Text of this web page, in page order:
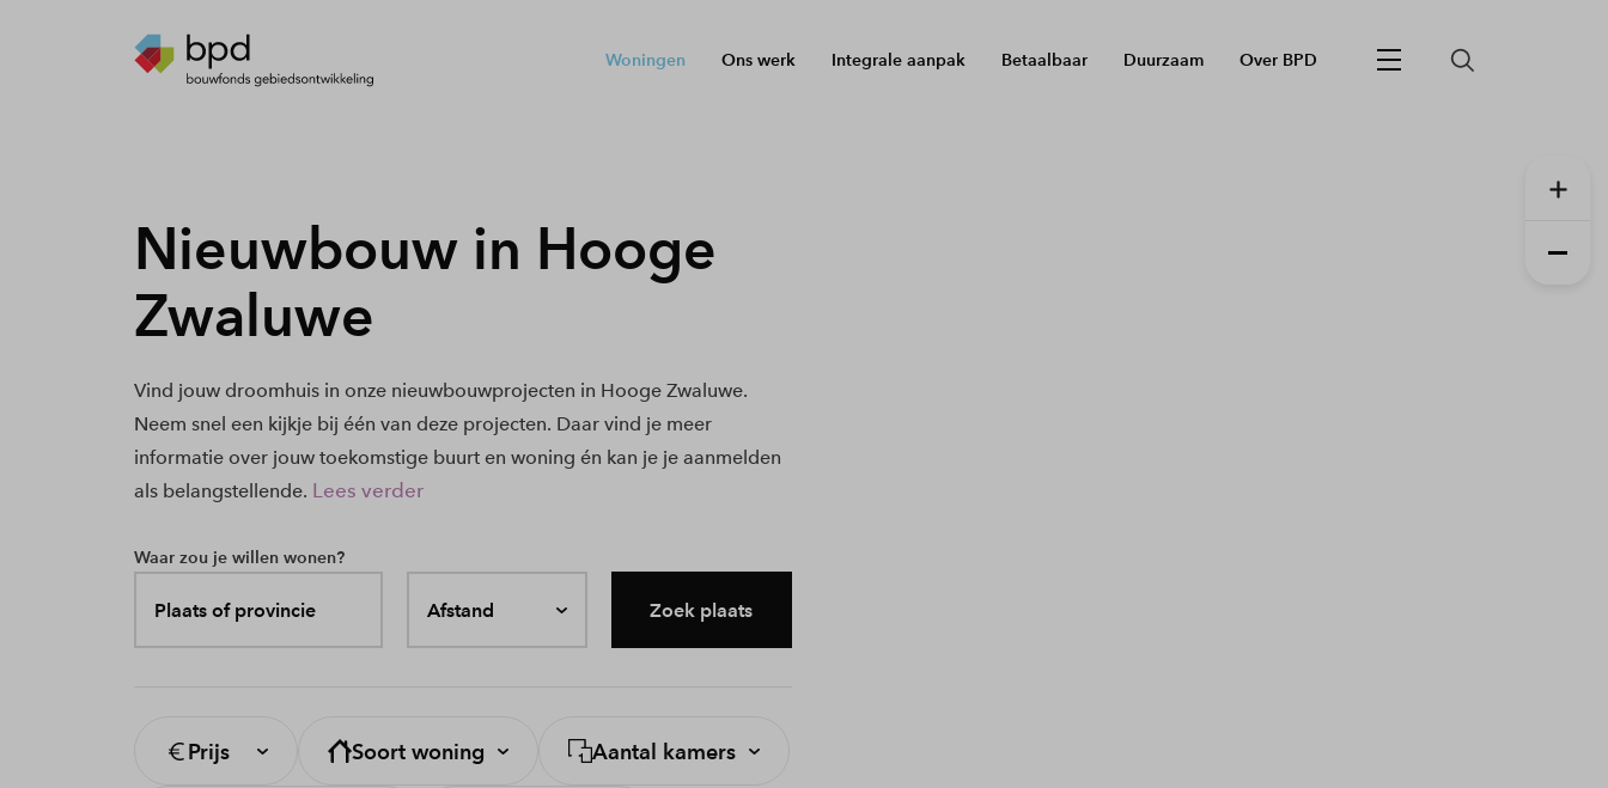
Woningen Ons werk Integrale aanpak Betaalbaar Duurzaam Over BPD
Nieuwbouw in Hooge
Zwaluwe
Vind jouw droomhuis in onze nieuwbouwprojecten in Hooge Zwaluwe.
Neem snel een kijkje bij één van deze projecten. Daar vind je meer
informatie over jouw toekomstige buurt en woning én kan je je aanmelden
als belangstellende. Lees verder
Waar zou je willen wonen?
Plaats of provincie Afstand Zoek plaats
Prijs Soort woning Aantal kamers